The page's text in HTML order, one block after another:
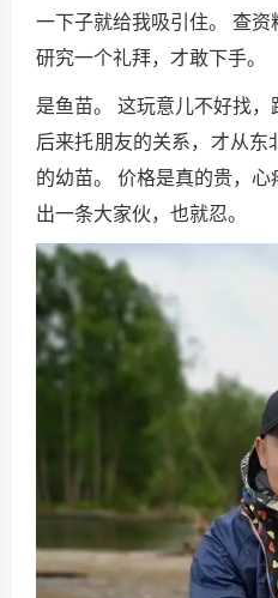
一下子就给我吸引住。 查
研究一个礼拜，才敢下手。
是鱼苗。 这玩意儿不好找，
后来托朋友的关系，才从
的幼苗。 价格是真的贵，
出一条大家伙，也就忍。